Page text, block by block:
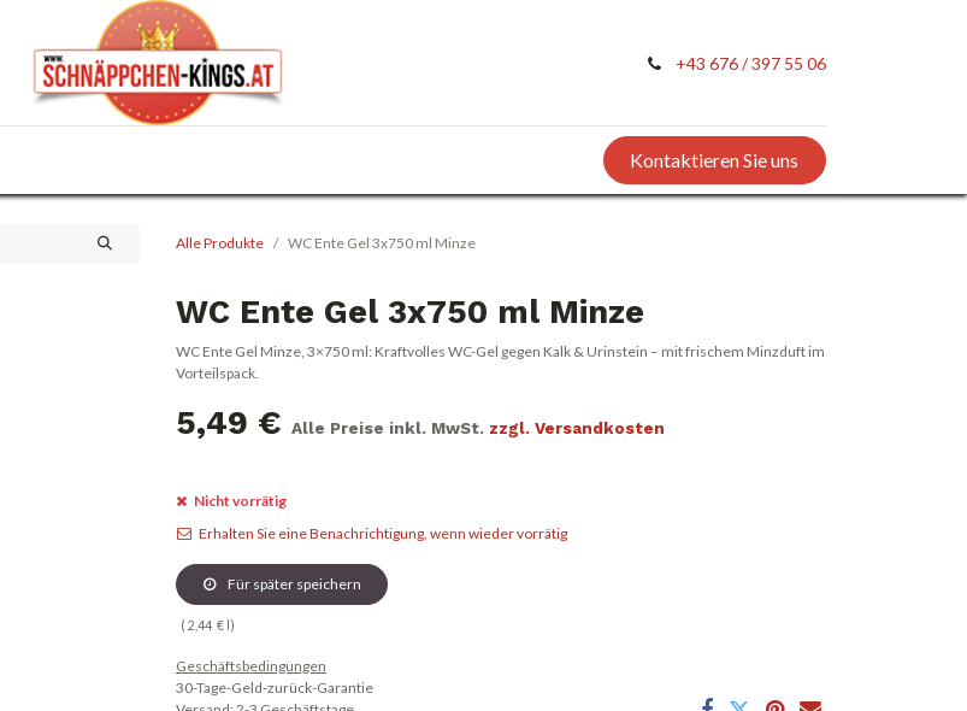
+43 676 / 397 55 06
Kontaktieren Sie uns
Alle Produkte WC Ente Gel 3x750 ml Minze
WC Ente Gel 3x750 ml Minze
WC Ente Gel Minze, 3×750 ml: Kraftvolles WC-Gel gegen Kalk & Urinstein – mit frischem Minzduft im
Vorteilspack.
5,49 € Alle Preise inkl. MwSt. zzgl. Versandkosten
Nicht vorrätig
Erhalten Sie eine Benachrichtigung, wenn wieder vorrätig
Für später speichern
( 2,44 € )
Geschäftsbedingungen
30-Tage-Geld-zurück-Garantie